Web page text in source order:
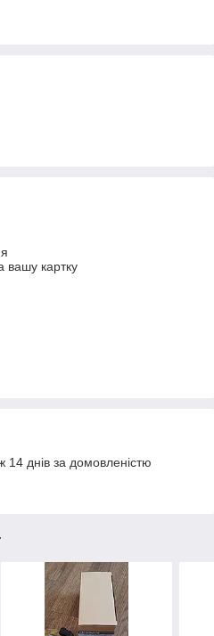
вашу картку
днів за домовленістю